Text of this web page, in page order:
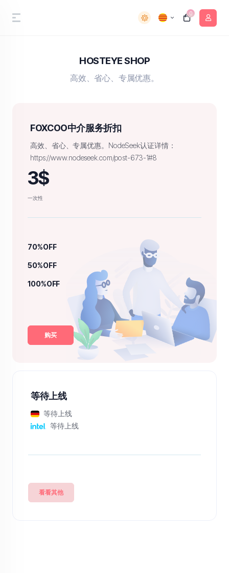
0
HOSTEYE SHOP
高效、省心、专属优惠。
FOXCOO中介服务折扣
高效、省心、专属优惠。NodeSeek认证详情：
https://www.nodeseek.com/post-673-1#8
3$
一次性
70%OFF
50%OFF
100%OFF
购买
等待上线
等待上线
等待上线
看看其他